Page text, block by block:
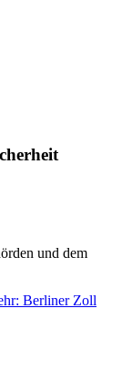
und dem
Berliner Zoll